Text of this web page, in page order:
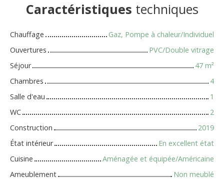
Caractéristiques techniques
Chauffage
Gaz, Pompe à chaleur/Individuel
Ouvertures
PVC/Double vitrage
Séjour
47 m²
Chambres
4
Salle d'eau
1
WC
2
Construction
2019
État intérieur
En excellent état
Cuisine
Aménagée et équipée/Américaine
Ameublement
Non meublé